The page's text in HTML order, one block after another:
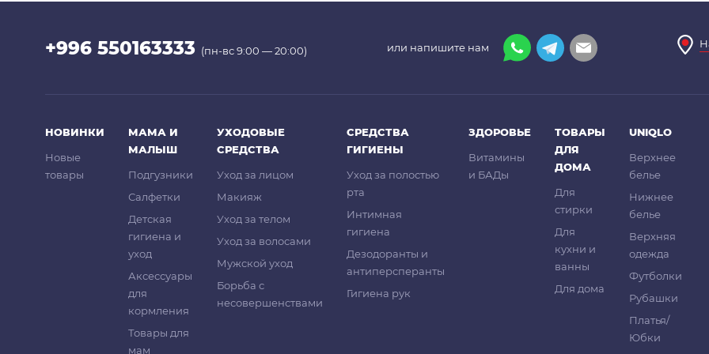
+996 550163333 (пн-вс 9:00 — 20:00) или напишите нам
НОВИНКИ
Новые
товары
МАМА И
МАЛЫШ
Подгузники
Салфетки
Детская
гигиена и
уход
Аксессуары
для
кормления
Товары для
мам
УХОДОВЫЕ
СРЕДСТВА
Уход за лицом
Макияж
Уход за телом
Уход за волосами
Мужской уход
Борьба с
несовершенствами
СРЕДСТВА
ГИГИЕНЫ
Уход за полостью
рта
Интимная
гигиена
Дезодоранты и
антиперсперанты
Гигиена рук
ЗДОРОВЬЕ
Витамины
и БАДы
ТОВАРЫ
ДЛЯ
ДОМА
Для
стирки
Для
кухни и
ванны
Для дома
UNIQLO
Верхнее
белье
Нижнее
белье
Верхняя
одежда
Футболки
Рубашки
Платья/
Юбки